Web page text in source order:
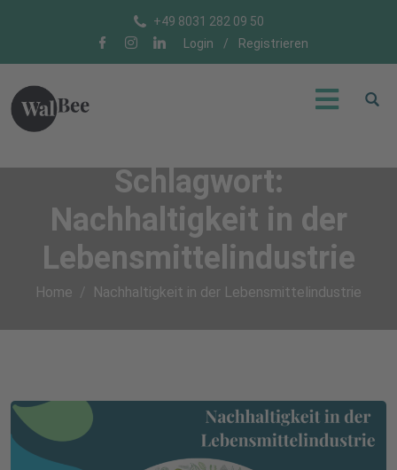
+49 8031 282 09 50
Login
/ Registrieren
Schlagwort:
Nachhaltigkeit in der
Lebensmittelindustrie
Home Nachhaltigkeit in der Lebensmittelindustrie